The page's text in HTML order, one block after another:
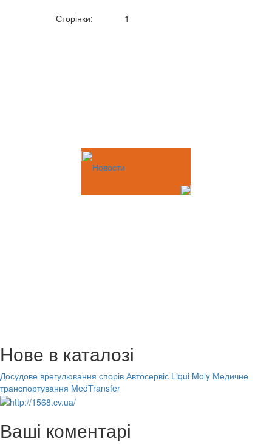
Сторінки: 1
Новости
Нове в каталозі
Досудове врегулювання спорів Автосервіс Liqui Moly Медичне
транспортування MedTransfer
Ваші коментарі